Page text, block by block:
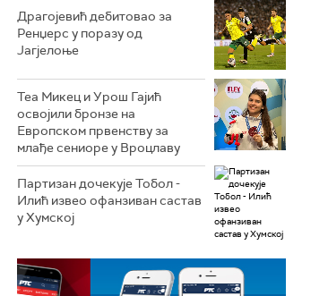
Драгојевић дебитовао за
Ренџерс у поразу од
Јагјелоње
Теа Микец и Урош Гајић
освојили бронзе на
Европском првенству за
млађе сениоре у Вроцлаву
Партизан дочекује Тобол -
Илић извео офанзиван састав
у Хумској